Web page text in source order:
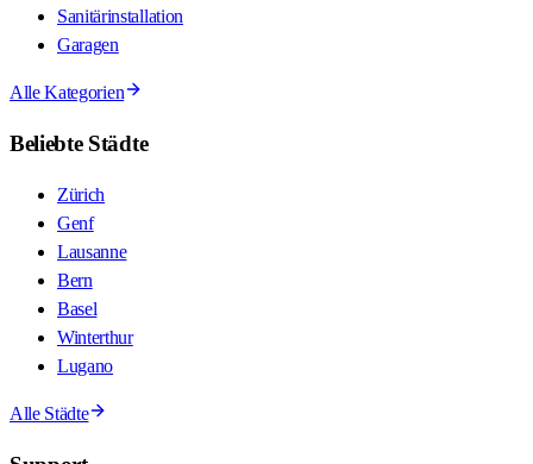
Sanitärinstallation
Garagen
Alle Kategorien
Beliebte Städte
Zürich
Genf
Lausanne
Bern
Basel
Winterthur
Lugano
Alle Städte